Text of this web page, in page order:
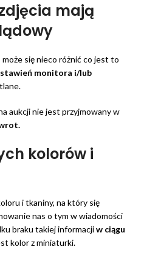
mają
się nieco różnić co jest to
monitora i/lub
aukcji nie jest przyjmowany w
kolorów i
i tkaniny, na który się
nas o tym w wiadomości
braku takiej informacjiw ciągu
kolor z miniaturki.